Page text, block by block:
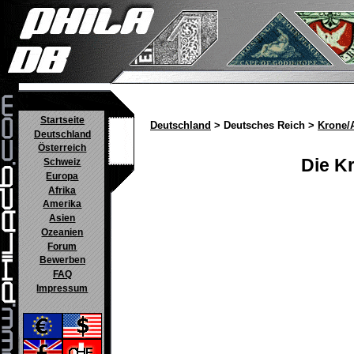
Startseite
Deutschland
Österreich
Schweiz
Europa
Afrika
Amerika
Asien
Ozeanien
Forum
Bewerben
FAQ
Impressum
Deutschland > Deutsches Reich > Krone/
Die